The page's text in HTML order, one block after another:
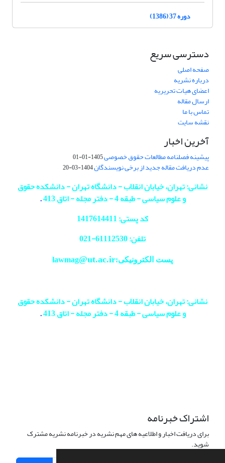
دوره 37 (1386)
دسترسی سریع
صفحه اصلی
درباره نشریه
اعضای هیات تحریریه
ارسال مقاله
تماس با ما
نقشه سایت
آخرین اخبار
پیشینه فصلنامه مطالعات حقوق خصوصی1405-01-01
عدم دریافت مقاله جدید از برخی نویسندگان1404-03-20
نشانی: تهران، خیابان انقلاب - دانشگاه تهران - دانشکده حقوق
و علوم سیاسی - طبقه 4 - دفتر مجله - اتاق 413
.
کد پستی: 1417614411
تلفن: 61112530-
021
پست الکترونیکی:lawmag@ut.ac.ir
نشانی: تهران، خیابان انقلاب - دانشگاه تهران - دانشکده حقوق
و علوم سیاسی - طبقه 4 - دفتر مجله - اتاق 413
.
اشتراک خبرنامه
برای دریافت اخبار و اطلاعیه های مهم نشریه در خبرنامه نشریه مشترک
شوید.